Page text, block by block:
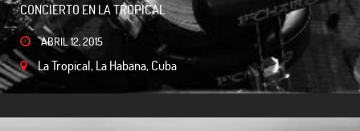
CONCIERTO EN LA TROPICAL
ABRIL 12, 2015
La Tropical, La Habana, Cuba